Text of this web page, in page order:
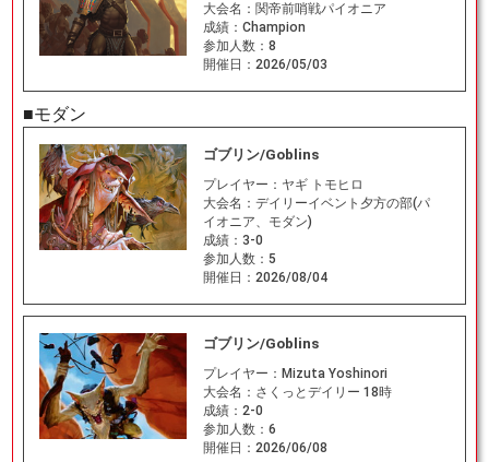
大会名： 関帝前哨戦パイオニア
成績： Champion
参加人数： 8
開催日： 2026/05/03
■モダン
ゴブリン/Goblins
プレイヤー： ヤギ トモヒロ
大会名： デイリーイベント夕方の部(パ
イオニア、モダン)
成績： 3-0
参加人数： 5
開催日： 2026/08/04
ゴブリン/Goblins
プレイヤー： Mizuta Yoshinori
大会名： さくっとデイリー 18時
成績： 2-0
参加人数： 6
開催日： 2026/06/08